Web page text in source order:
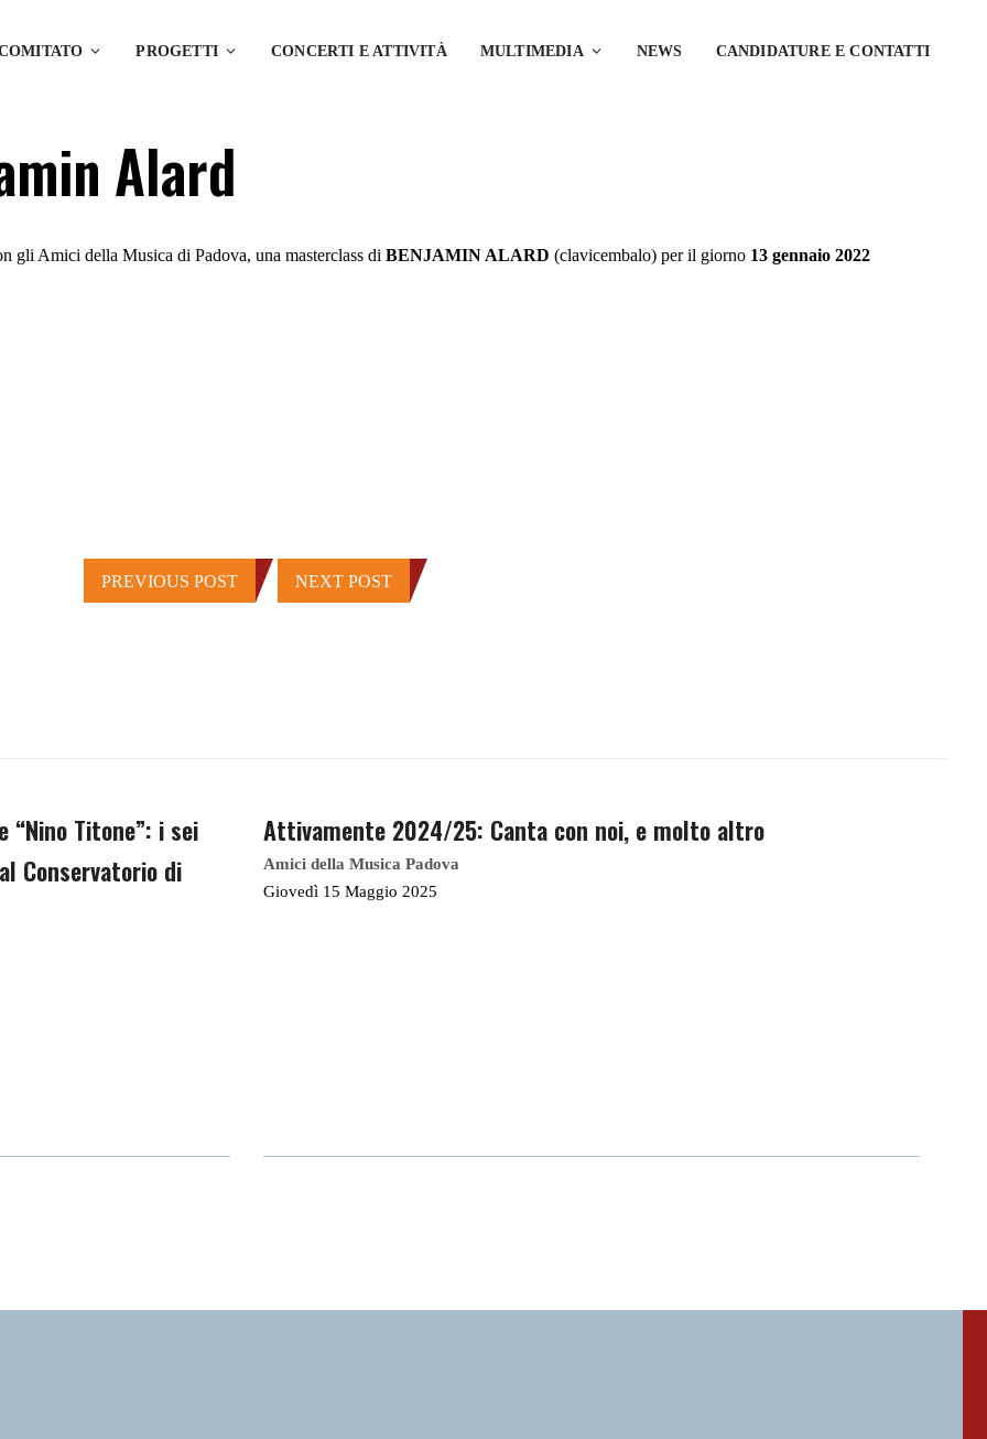
PROGETTI CONCERTI E ATTIVITÀ MULTIMEDIA NEWS CANDIDATURE E CONTATTI
Alard
gli Amici della Musica di Padova, una masterclass di BENJAMIN ALARD (clavicembalo) per il giorno 13 gennaio 2022
PREVIOUS POST NEXT POST
“Nino Titone”: i sei
Conservatorio di
Attivamente 2024/25: Canta con noi, e molto altro
Amici della Musica Padova
Giovedì 15 Maggio 2025